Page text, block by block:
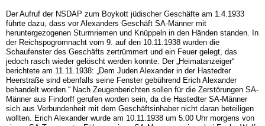
Der Aufruf der NSDAP zum Boykott jüdischer Geschäfte am 1.4.1933
führte dazu, dass vor Alexanders Geschäft SA-Männer mit
heruntergezogenen Sturmriemen und Knüppeln in den Händen standen. In
der Reichspogromnacht vom 9. auf den 10.11.1938 wurden die
Schaufenster des Geschäfts zertrümmert und ein Feuer gelegt, das
jedoch rasch wieder gelöscht werden konnte. Der „Heimatanzeiger“
berichtete am 11.11.1938: „Dem Juden Alexander in der Hastedter
Heerstraße sind ebenfalls seine Fenster gebührend Erich Alexander
behandelt worden.“ Nach Zeugenberichten sollen für die Zerstörungen SA-
Männer aus Findorff gerufen worden sein, da die Hastedter SA-Männer
sich aus Verbundenheit mit dem Geschäftsinhaber nicht daran beteiligen
wollten. Erich Alexander wurde am 10.11.1938 um 5.00 Uhr morgens von